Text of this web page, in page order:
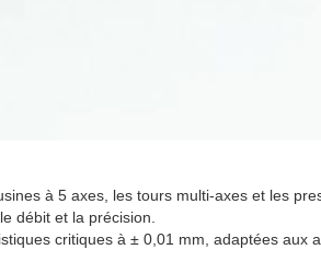
à 5 axes, les tours multi-axes et les
débit et la précision.
critiques à ± 0,01 mm, adaptées aux